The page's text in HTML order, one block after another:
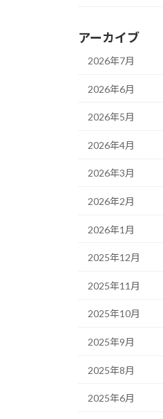
アーカイブ
2026年7月
2026年6月
2026年5月
2026年4月
2026年3月
2026年2月
2026年1月
2025年12月
2025年11月
2025年10月
2025年9月
2025年8月
2025年6月